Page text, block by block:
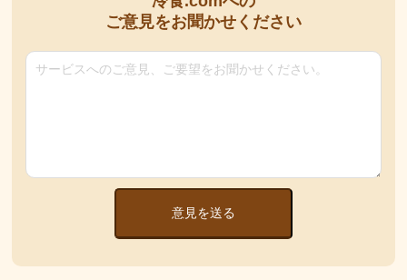
ご意見をお聞かせください
意見を送る